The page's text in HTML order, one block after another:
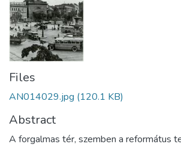
Files
AN014029.jpg (120.1 KB)
Abstract
A forgalmas tér, szemben a református